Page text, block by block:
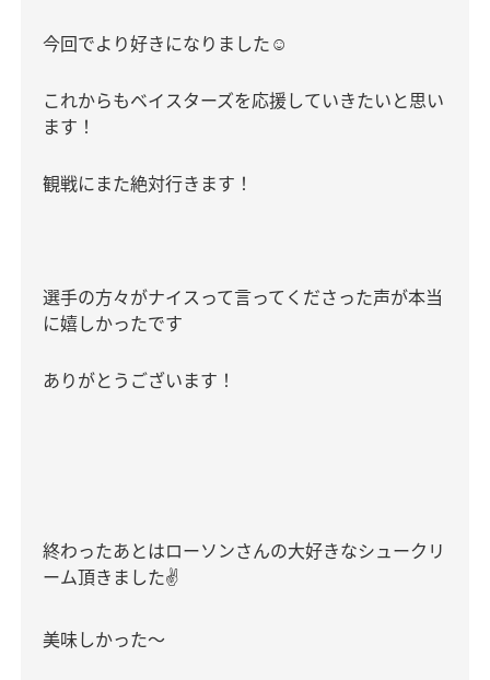
今回でより好きになりました☺️
これからもベイスターズを応援していきたいと思い
ます！
観戦にまた絶対行きます！
選手の方々がナイスって言ってくださった声が本当
に嬉しかったです
ありがとうございます！
終わったあとはローソンさんの大好きなシュークリ
ーム頂きました✌️
美味しかった〜